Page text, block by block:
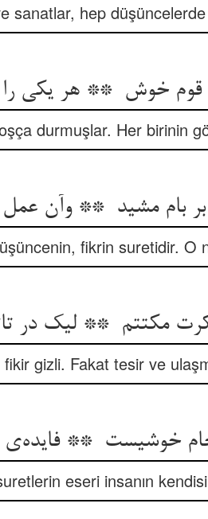
sanatlar, hep
durmuşlar. Her birinin
fikrin suretidir. O
gizli. Fakat tesir ve
eseri insanın